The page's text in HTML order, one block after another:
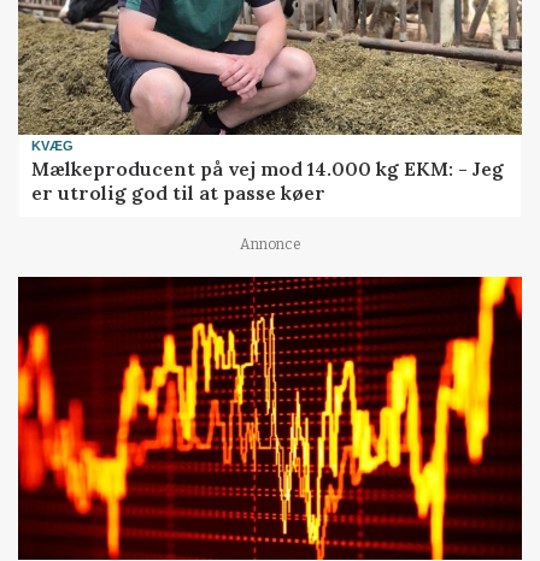
KVÆG
Mælkeproducent på vej mod 14.000 kg EKM: - Jeg
er utrolig god til at passe køer
Annonce